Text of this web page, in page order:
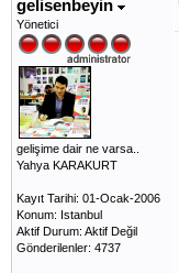
gelisenbeyin
Yönetici
gelişime dair ne varsa..
Yahya KARAKURT
Kayıt Tarihi: 01-Ocak-2006
Konum: Istanbul
Aktif Durum: Aktif Değil
Gönderilenler: 4737